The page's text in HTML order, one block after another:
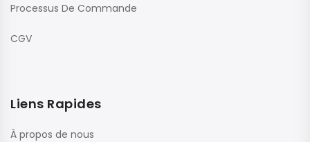
Processus De Commande
CGV
Liens Rapides
À propos de nous